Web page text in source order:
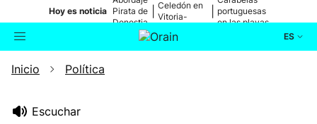
Hoy es noticia Pirata de
Donostia
Celedón en
Vitoria-
portuguesas
en las playas
ES
Buscador
Inicio Política
Escuchar